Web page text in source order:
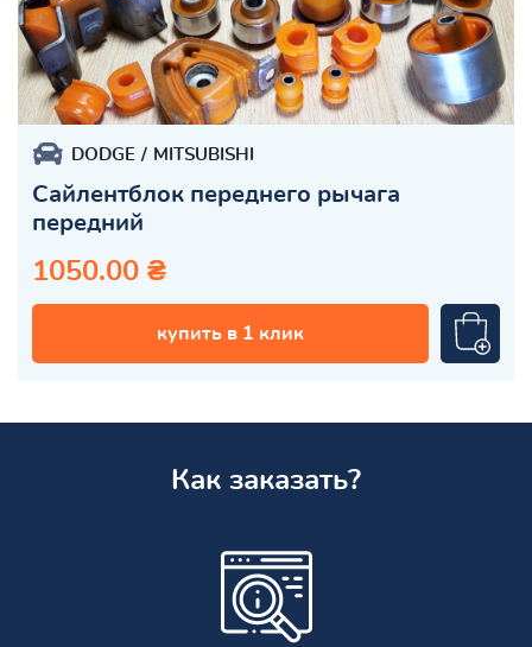
DODGE MITSUBISHI
Сайлентблок переднего рычага
передний
1050.00 ₴
купить в 1 клик
Как заказать?